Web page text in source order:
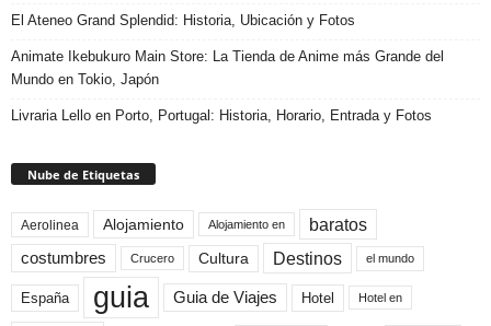
El Ateneo Grand Splendid: Historia, Ubicación y Fotos
Animate Ikebukuro Main Store: La Tienda de Anime más Grande del
Mundo en Tokio, Japón
Livraria Lello en Porto, Portugal: Historia, Horario, Entrada y Fotos
Nube de Etiquetas
Aerolinea Alojamiento Alojamiento en baratos
costumbres Crucero Cultura Destinos el mundo
España guia Guia de Viajes Hotel Hotel en